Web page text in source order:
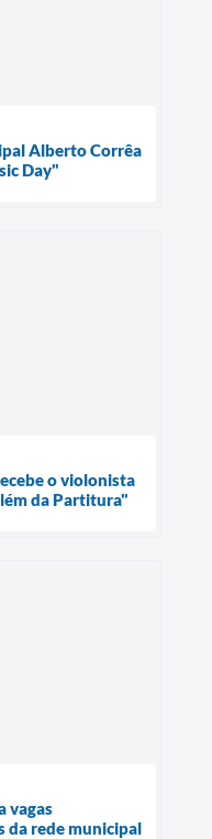
Alberto Corrêa
Day"
o violonista
da Partitura"
vagas
da rede municipal